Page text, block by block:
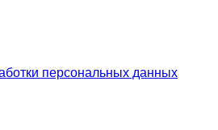
персональных данных